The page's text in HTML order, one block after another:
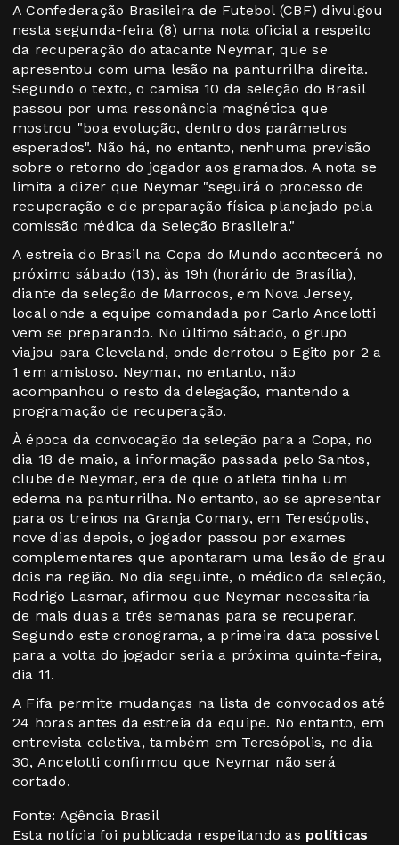
A Confederação Brasileira de Futebol (CBF) divulgou
nesta segunda-feira (8) uma nota oficial a respeito
da recuperação do atacante Neymar, que se
apresentou com uma lesão na panturrilha direita.
Segundo o texto, o camisa 10 da seleção do Brasil
passou por uma ressonância magnética que
mostrou "boa evolução, dentro dos parâmetros
esperados". Não há, no entanto, nenhuma previsão
sobre o retorno do jogador aos gramados. A nota se
limita a dizer que Neymar "seguirá o processo de
recuperação e de preparação física planejado pela
comissão médica da Seleção Brasileira."
A estreia do Brasil na Copa do Mundo acontecerá no
próximo sábado (13), às 19h (horário de Brasília),
diante da seleção de Marrocos, em Nova Jersey,
local onde a equipe comandada por Carlo Ancelotti
vem se preparando. No último sábado, o grupo
viajou para Cleveland, onde derrotou o Egito por 2 a
1 em amistoso. Neymar, no entanto, não
acompanhou o resto da delegação, mantendo a
programação de recuperação.
À época da convocação da seleção para a Copa, no
dia 18 de maio, a informação passada pelo Santos,
clube de Neymar, era de que o atleta tinha um
edema na panturrilha. No entanto, ao se apresentar
para os treinos na Granja Comary, em Teresópolis,
nove dias depois, o jogador passou por exames
complementares que apontaram uma lesão de grau
dois na região. No dia seguinte, o médico da seleção,
Rodrigo Lasmar, afirmou que Neymar necessitaria
de mais duas a três semanas para se recuperar.
Segundo este cronograma, a primeira data possível
para a volta do jogador seria a próxima quinta-feira,
dia 11.
A Fifa permite mudanças na lista de convocados até
24 horas antes da estreia da equipe. No entanto, em
entrevista coletiva, também em Teresópolis, no dia
30, Ancelotti confirmou que Neymar não será
cortado.
Fonte: Agência Brasil
Esta notícia foi publicada respeitando as políticas